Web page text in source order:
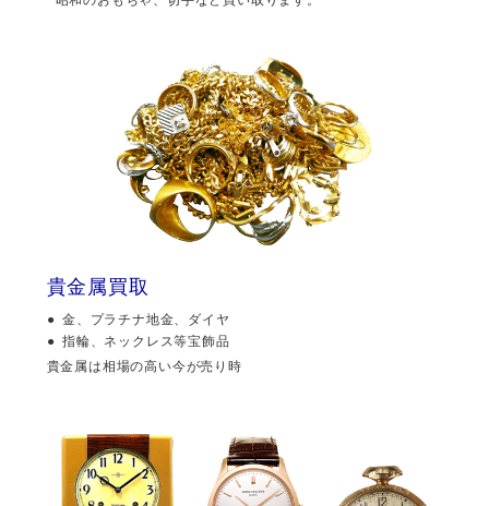
貴金属買取
金、プラチナ地金、ダイヤ
指輪、ネックレス等宝飾品
貴金属は相場の高い今が売り時